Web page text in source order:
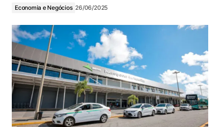
Economia e Negócios 26/06/2025